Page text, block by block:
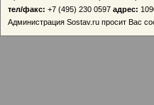
тел/факс: +7 (495) 230 0597 адрес:
Администрация Sostav.ru просит Вас